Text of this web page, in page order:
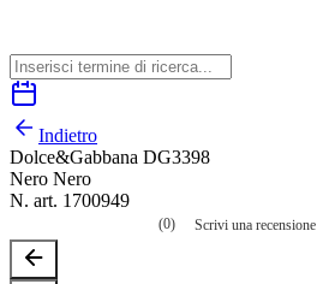
Indietro
Dolce&Gabbana DG3398
Nero Nero
N. art. 1700949
valutazione
(0) Scrivi una recensione